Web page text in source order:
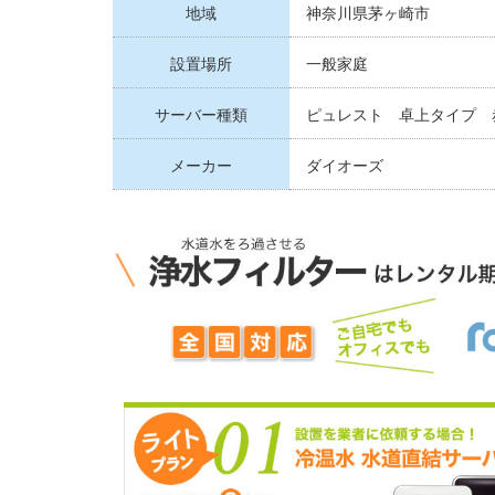
地域 神奈川県茅ヶ崎市
設置場所 一般家庭
サーバー種類 ピュレスト 卓上タイプ
メーカー ダイオーズ